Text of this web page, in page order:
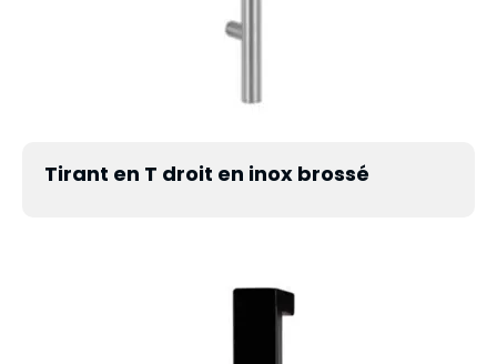
Tirant en T droit en inox brossé